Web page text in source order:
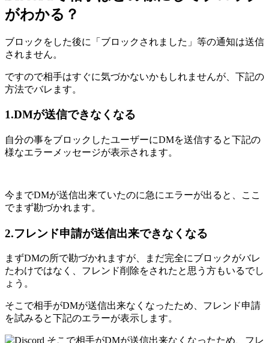
がわかる？
ブロックをした後に「ブロックされました」等の通知は送信
されません。
ですので相手はすぐに気づかないかもしれませんが、下記の
方法でバレます。
1.DMが送信できなくなる
自分の事をブロックしたユーザーにDMを送信すると下記の
様なエラーメッセージが表示されます。
今までDMが送信出来ていたのに急にエラーが出ると、ここ
でまず勘づかれます。
2.フレンド申請が送信出来できなくなる
まずDMの所で勘づかれますが、まだ完全にブロックがバレ
たわけではなく、フレンド削除をされたと思う方もいるでし
ょう。
そこで相手がDMが送信出来なくなったため、フレンド申請
を試みると下記のエラーが表示します。